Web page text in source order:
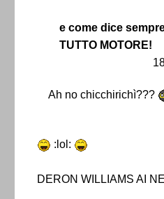
e come dice
TUTTO MOTORE!
Ah no chicchirichì???
:lol:
DERON WILLIAMS AI